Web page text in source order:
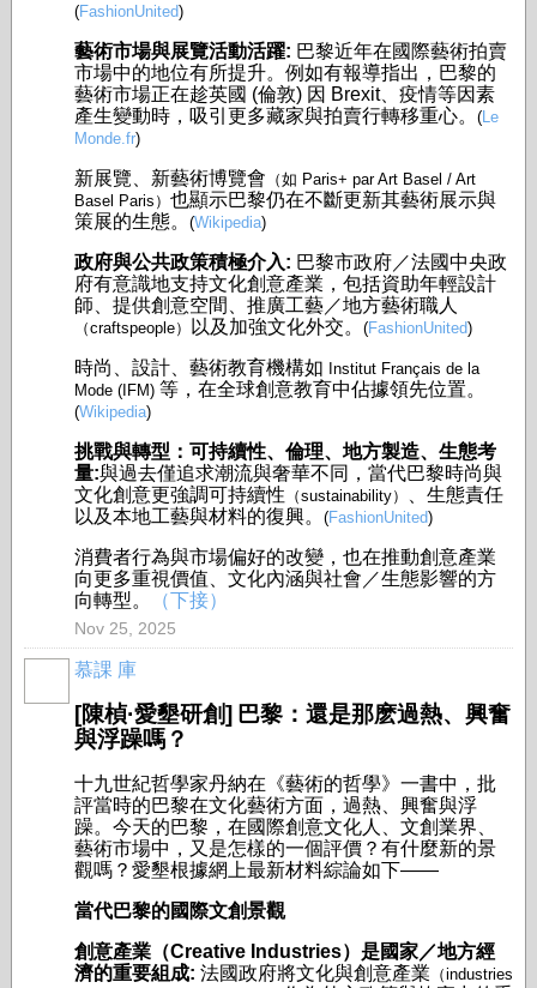
(FashionUnited)
藝術市場與展覽活動活躍: 巴黎近年在國際藝術拍賣
市場中的地位有所提升。例如有報導指出，巴黎的
藝術市場正在趁英國 (倫敦) 因 Brexit、疫情等因素
產生變動時，吸引更多藏家與拍賣行轉移重心。 (Le
Monde.fr)
新展覽、新藝術博覽會 （如 Paris+ par Art Basel / Art
Basel Paris） 也顯示巴黎仍在不斷更新其藝術展示與
策展的生態。 (Wikipedia)
政府與公共政策積極介入: 巴黎市政府／法國中央政
府有意識地支持文化創意產業，包括資助年輕設計
師、提供創意空間、推廣工藝／地方藝術職人
（craftspeople） 以及加強文化外交。 (FashionUnited)
時尚、設計、藝術教育機構如 Institut Français de la
Mode (IFM) 等，在全球創意教育中佔據領先位置。
(Wikipedia)
挑戰與轉型：可持續性、倫理、地方製造、生態考
量:與過去僅追求潮流與奢華不同，當代巴黎時尚與
文化創意更強調可持續性 （sustainability）
、生態責任
以及本地工藝與材料的復興。 (FashionUnited)
消費者行為與市場偏好的改變，也在推動創意產業
向更多重視價值、文化內涵與社會／生態影響的方
向轉型。
（下接）
Nov 25, 2025
慕課 庫
[陳楨·愛墾研創] 巴黎：還是那麽過熱、興奮
與浮躁嗎？
十九世紀哲學家丹納在《藝術的哲學》一書中，批
評當時的巴黎在文化藝術方面，過熱、興奮與浮
躁。今天的巴黎，在國際創意文化人、文創業界、
藝術市場中，又是怎樣的一個評價？有什麼新的景
觀嗎？愛墾根據網上最新材料綜論如下——
當代巴黎的國際文創景觀
創意產業（Creative Industries）是國家／地方經
濟的重要組成: 法國政府將文化與創意產業 （industries